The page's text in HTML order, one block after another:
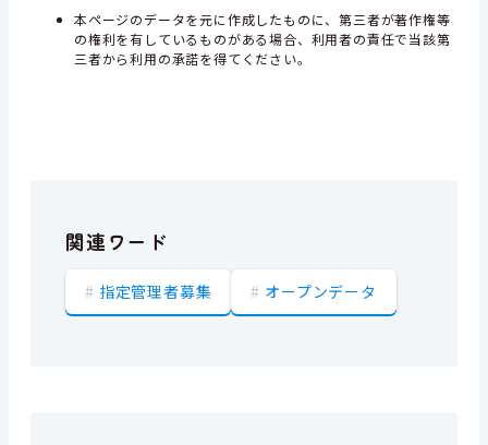
本ページのデータを元に作成したものに、第三者が著作権等
の権利を有しているものがある場合、利用者の責任で当該第
三者から利用の承諾を得てください。
関連ワード
指定管理者募集 オープンデータ